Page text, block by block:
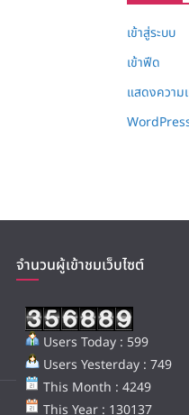
เข้าสู่ระบบ
เข้าฟีด
แสดงความ
จำนวนผู้เข้าชมเว็บไซต์
Users Today : 599
Users Yesterday : 749
This Month : 4249
This Year : 130137